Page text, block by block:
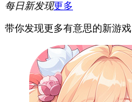
每日新发现更多
带你发现更多有意思的新游戏